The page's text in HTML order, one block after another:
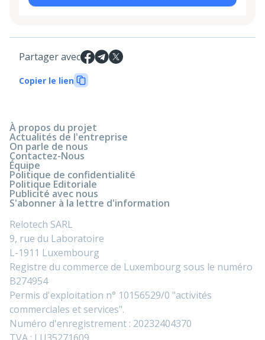
Partager avec
Copier le lien
À propos du projet
Actualités de l'entreprise
On parle de nous
Contactez-Nous
Équipe
Politique de confidentialité
Politique Editoriale
Publicité avec nous
S'abonner à la lettre d'information
Relotech SARL
9, rue du Laboratoire
L-1911 Luxembourg
Registre du commerce de Luxembourg sous le numéro
B274954
Permis d'exploitation n° 10156529/0 "activités
commerciales et services".
Numéro d'enregistrement : 20232404370